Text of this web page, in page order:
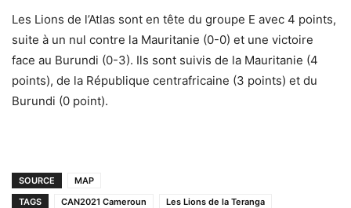
Les Lions de l’Atlas sont en tête du groupe E avec 4 points,
suite à un nul contre la Mauritanie (0-0) et une victoire
face au Burundi (0-3). Ils sont suivis de la Mauritanie (4
points), de la République centrafricaine (3 points) et du
Burundi (0 point).
SOURCE
MAP
TAGS
CAN2021 Cameroun
Les Lions de la Teranga